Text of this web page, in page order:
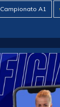
Campionato A1